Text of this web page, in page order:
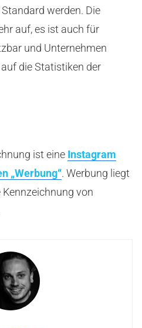
werden. Die
auf, es ist auch für
und Unternehmen
die Statistiken der
ist eine Instagram
„Werbung“. Werbung liegt
von